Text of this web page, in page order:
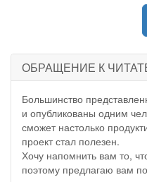
ОБРАЩЕНИЕ К
Большинство
и опубликованы одним
сможет настолько
проект стал полезен.
Хочу напомнить вам то,
поэтому предлагаю вам